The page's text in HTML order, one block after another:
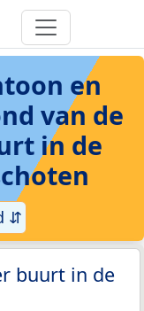
en
van de
in de
⇵
buurt in de